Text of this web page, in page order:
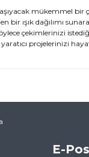
mükemmel
ışık dağılımı
çekimlerinizi
projelerinizi
E-